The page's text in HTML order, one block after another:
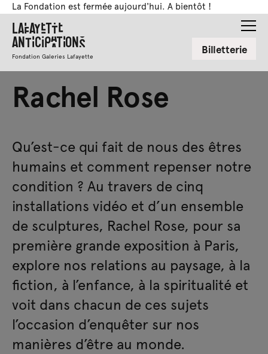
La Fondation est fermée aujourd'hui. A bientôt !
Lafayette
Anticipations
Fondation Galeries Lafayette Billetterie
Rachel Rose
Qu’est-ce qui fait de nous des êtres
humains et comment repenser notre
condition ? Au travers de cinq
installations vidéo et d’un ensemble
de sculptures, Rachel Rose, pour sa
première grande exposition à Paris,
explore nos relations au paysage, à la
fiction, à l’enfance, à la spiritualité et
voit dans chacun de ces sujets
l’occasion d’enquêter sur nos
manières d’être au monde.